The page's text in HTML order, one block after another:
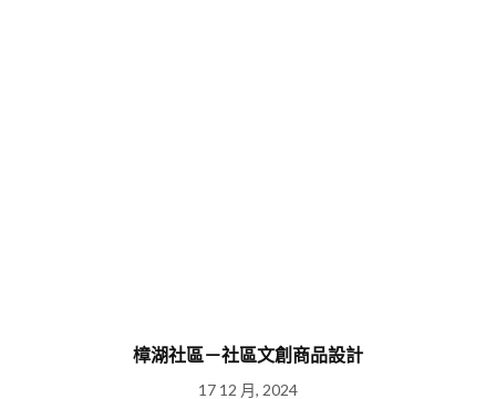
樟湖社區－社區文創商品設計
17 12 月, 2024